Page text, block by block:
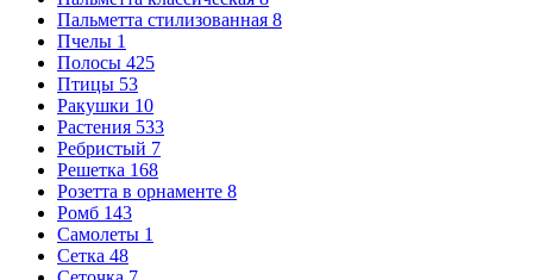
Пальметта стилизованная 8
Пчелы 1
Полосы 425
Птицы 53
Ракушки 10
Растения 533
Ребристый 7
Решетка 168
Розетта в орнаменте 8
Ромб 143
Самолеты 1
Сетка 48